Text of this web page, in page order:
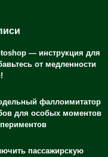
— инструкция для
от медленности
фаллоимитатор
для особых моментов
пассажирскую